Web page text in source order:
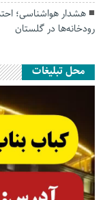
هشدار هواشناسی؛
رودخانه‌ها در گلستان
محل تبلیغات